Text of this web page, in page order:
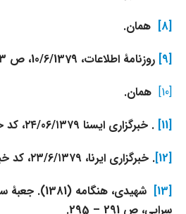
[8]
همان.
[9]
روزنامۀ اطلاعات، 10/6/1379، ص ۳
[10]
همان.
[11]
. خبرگزاری ایسنا ۲۴/06/۱۳۷۹، کد خبر: 7906-01825
[12]
. خبرگزاری ایرنا، ۲۳/6/۱۳۷۹، کد خبر: 5642059
[13]
شهیدی، هنگامه
سرایی، ص 291 – 295.